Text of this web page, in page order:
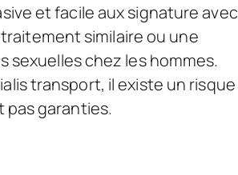
et facile aux signature avec
similaire ou une
sexuelles chez les hommes.
transport, il existe un risque
garanties.